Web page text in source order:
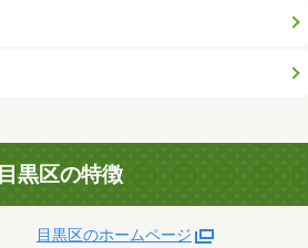
目黒区の特徴
目黒区のホームページ